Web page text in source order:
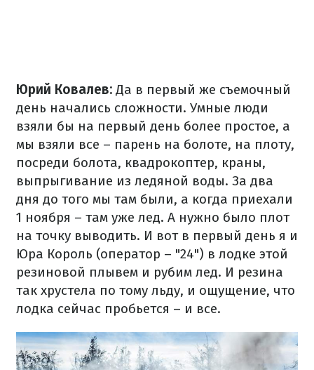
Юрий Ковалев: Да в первый же съемочный
день начались сложности. Умные люди
взяли бы на первый день более простое, а
мы взяли все – парень на болоте, на плоту,
посреди болота, квадрокоптер, краны,
выпрыгивание из ледяной воды. За два
дня до того мы там были, а когда приехали
1 ноября – там уже лед. А нужно было плот
на точку выводить. И вот в первый день я и
Юра Король (оператор – "24") в лодке этой
резиновой плывем и рубим лед. И резина
так хрустела по тому льду, и ощущение, что
лодка сейчас пробьется – и все.